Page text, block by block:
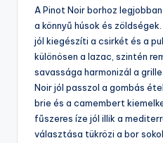
A Pinot Noir borhoz
a könnyű húsok és
jól kiegészíti a csirkét és a
különösen a lazac, szintén
savassága harmonizál a
Noir jól passzol a gombás
brie és a camembert
fűszeres íze jól illik a
választása tükrözi a bor